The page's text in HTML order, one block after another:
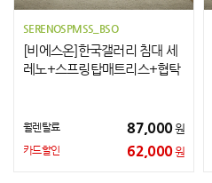
SERENOSPMSS_BSO
[비에스온]한국갤러리 침대 세
레노+스프링탑매트리스+협탁
월렌탈료 87,000원
카드할인 62,000원